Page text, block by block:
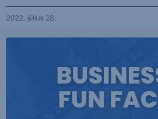
2022. július 28.